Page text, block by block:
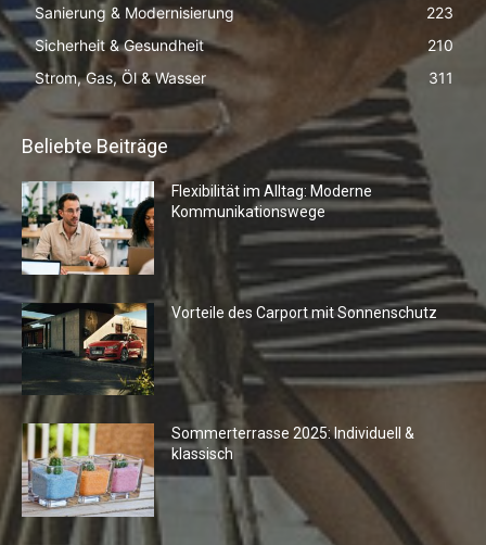
Sanierung & Modernisierung
223
Sicherheit & Gesundheit
210
Strom, Gas, Öl & Wasser
311
Beliebte Beiträge
Flexibilität im Alltag: Moderne
Kommunikationswege
Vorteile des Carport mit Sonnenschutz
Sommerterrasse 2025: Individuell &
klassisch